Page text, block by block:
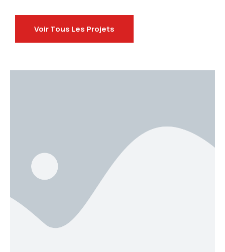
Voir Tous Les Projets
Eclairage public Monté
Zoé – photo jeunesse et